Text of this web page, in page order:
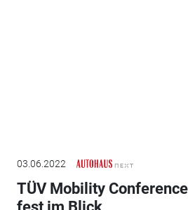
03.06.2022
TÜV Mobility